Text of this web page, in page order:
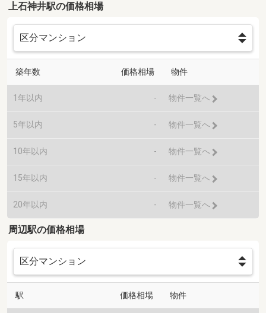
上石神井駅の価格相場
築年数 価格相場 物件
1年以内 - 物件一覧へ
5年以内 - 物件一覧へ
10年以内 - 物件一覧へ
15年以内 - 物件一覧へ
20年以内 - 物件一覧へ
周辺駅の価格相場
駅 価格相場 物件